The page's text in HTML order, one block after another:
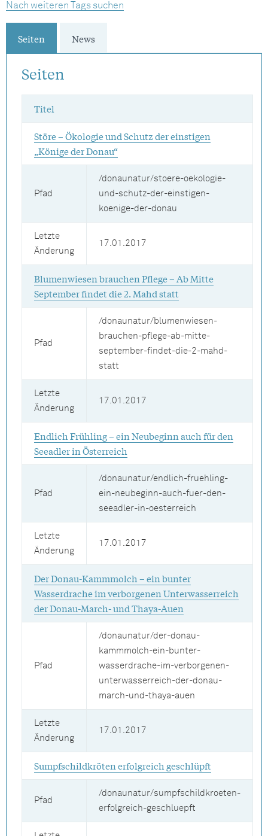
Nach weiteren Tags suchen
Seiten News
Seiten
Titel
Störe – Ökologie und Schutz der einstigen
„Könige der Donau“
Pfad
/donaunatur/stoere-oekologie-
und-schutz-der-einstigen-
koenige-der-donau
Letzte
Änderung
17.01.2017
Blumenwiesen brauchen Pflege – Ab Mitte
September findet die 2. Mahd statt
Pfad
/donaunatur/blumenwiesen-
brauchen-pflege-ab-mitte-
september-findet-die-2-mahd-
statt
Letzte
Änderung
17.01.2017
Endlich Frühling – ein Neubeginn auch für den
Seeadler in Österreich
Pfad
/donaunatur/endlich-fruehling-
ein-neubeginn-auch-fuer-den-
seeadler-in-oesterreich
Letzte
Änderung
17.01.2017
Der Donau-Kammmolch – ein bunter
Wasserdrache im verborgenen Unterwasserreich
der Donau-March- und Thaya-Auen
Pfad
/donaunatur/der-donau-
kammmolch-ein-bunter-
wasserdrache-im-verborgenen-
unterwasserreich-der-donau-
march-und-thaya-auen
Letzte
Änderung
17.01.2017
Sumpfschildkröten erfolgreich geschlüpft
Pfad
/donaunatur/sumpfschildkroeten-
erfolgreich-geschluepft